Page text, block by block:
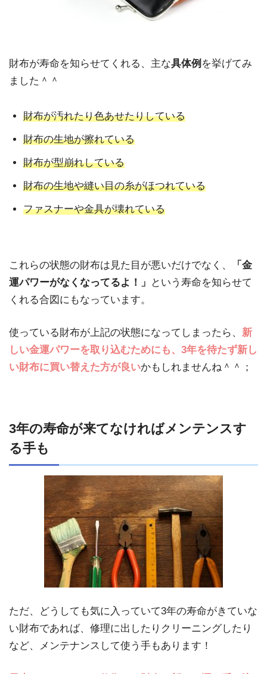
財布が寿命を知らせてくれる、主な具体例 を挙げてみ
ました＾＾
財布が汚れたり色あせたりしている
財布の生地が擦れている
財布が型崩れしている
財布の生地や縫い目の糸がほつれている
ファスナーや金具が壊れている
これらの状態の財布は見た目が悪いだけでなく、
「金
運パワーがなくなってるよ！」
という寿命を知らせて
くれる合図にもなっています。
使っている財布が上記の状態になってしまったら、 新
しい金運パワーを取り込むためにも、3年を待たず新し
い財布に買い替えた方が良いかもしれませんね＾＾；
3年の寿命が来てなければメンテンスす
る手も
ただ、どうしても気に入っていて3年の寿命がきていな
い財布であれば、修理に出したりクリーニングしたり
など、メンテナンスして使う手もあります！